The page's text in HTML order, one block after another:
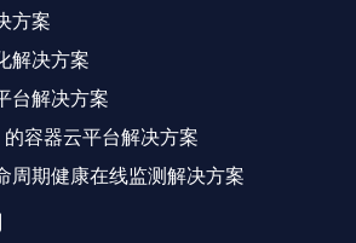
方案
解决方案
台解决方案
容器云平台解决方案
周期健康在线监测解决方案